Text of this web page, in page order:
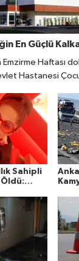
En Güçlü
Haftası
Hastanesi
büyük
Sahipli
Öldü: